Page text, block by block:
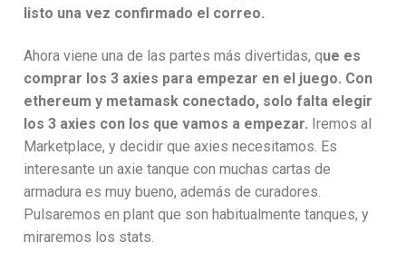
listo una vez confirmado el correo.
Ahora viene una de las partes más divertidas, que es
comprar los 3 axies para empezar en el juego. Con
ethereum y metamask conectado, solo falta elegir
los 3 axies con los que vamos a empezar. Iremos al
Marketplace, y decidir que axies necesitamos. Es
interesante un axie tanque con muchas cartas de
armadura es muy bueno, además de curadores.
Pulsaremos en plant que son habitualmente tanques, y
miraremos los stats.